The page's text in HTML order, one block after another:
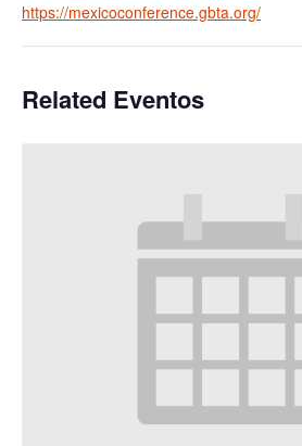
https://mexicoconference.gbta.org/
Related Eventos